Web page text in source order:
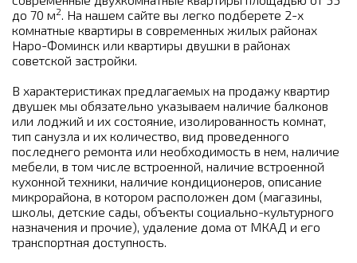
до 70 м2
. На нашем сайте вы легко подберете 2-х
комнатные квартиры в современных жилых районах
Наро-Фоминск или квартиры двушки в районах
советской застройки.
В характеристиках предлагаемых на продажу квартир
двушек мы обязательно указываем наличие балконов
или лоджий и их состояние, изолированность комнат,
тип санузла и их количество, вид проведенного
последнего ремонта или необходимость в нем, наличие
мебели, в том числе встроенной, наличие встроенной
кухонной техники, наличие кондиционеров, описание
микрорайона, в котором расположен дом (магазины,
школы, детские сады, объекты социально-культурного
назначения и прочие), удаление дома от МКАД и его
транспортная доступность.